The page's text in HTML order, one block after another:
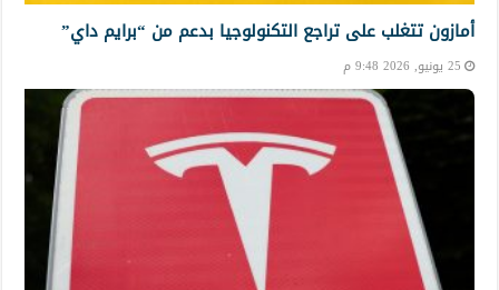
أمازون تتغلب على تراجع التكنولوجيا بدعم من “برايم داي”
25 يونيو, 2026 9:48 م